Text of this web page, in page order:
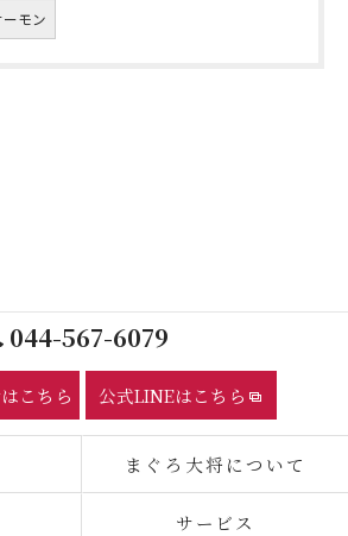
ーモン
044-567-6079
こちら 公式LINEはこちら
まぐろ大将について
サービス